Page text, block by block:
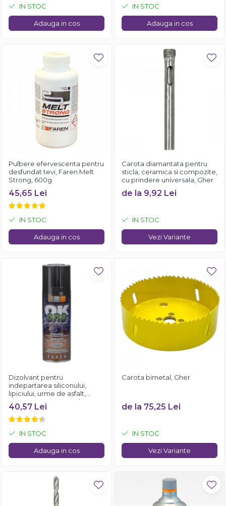
IN STOC
Adauga in cos
IN STOC
Adauga in cos
Pulbere efervescenta pentru
desfundat tevi, Faren Melt
Strong, 600g
45,65 Lei
IN STOC
Adauga in cos
Carota diamantata pentru
sticla, ceramica si compozite,
cu prindere universala, Gher
de la 9,92 Lei
IN STOC
Vezi Variante
Dizolvant pentru
indepartarea siliconului,
lipiciului, urme de asfalt,
Faren OK ONE, 200ml
40,57 Lei
IN STOC
Adauga in cos
Carota bimetal, Gher
de la 75,25 Lei
IN STOC
Vezi Variante